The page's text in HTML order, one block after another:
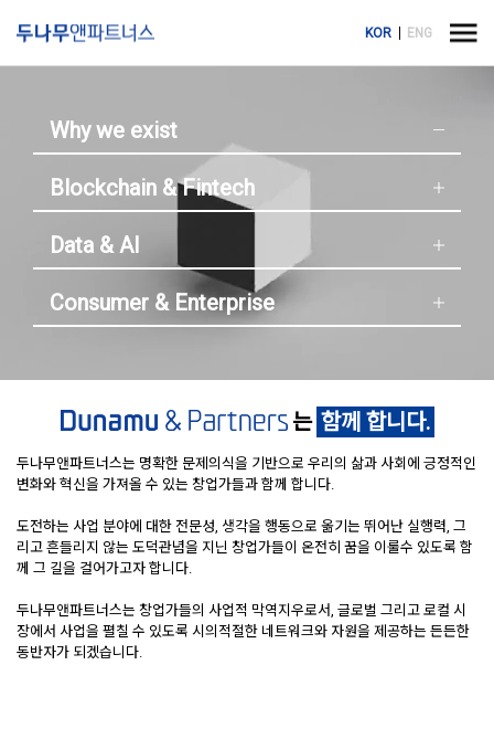
KOR ENG
Why we exist
Blockchain & Fintech
Data & AI
Consumer & Enterprise
는 함께 합니다.
두나무앤파트너스는 명확한 문제의식을 기반으로 우리의 삶과 사회에 긍정적인
변화와 혁신을 가져올 수 있는 창업가들과 함께 합니다.
도전하는 사업 분야에 대한 전문성, 생각을 행동으로 옮기는 뛰어난 실행력, 그
리고 흔들리지 않는 도덕관념을 지닌 창업가들이 온전히 꿈을 이룰수 있도록 함
께 그 길을 걸어가고자 합니다.
두나무앤파트너스는 창업가들의 사업적 막역지우로서, 글로벌 그리고 로컬 시
장에서 사업을 펼칠 수 있도록 시의적절한 네트워크와 자원을 제공하는 든든한
동반자가 되겠습니다.
는
Blockchain & Fintech 스타트업 과 함께
성장합니다.
Mobile currency exchange service "Travel Wallet" SEA digital payments processor (Acquired by Ant Group)
는
Data & AI 스타트업 과 함께 성장합니다.
는
Consumer & Enterprise 스타트업 과 함께합니다.